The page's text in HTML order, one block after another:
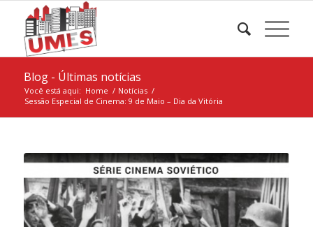
Blog - Últimas notícias
Você está aqui: Home / Notícias /
Sessão Especial de Cinema: 9 de Maio – Dia da Vitória